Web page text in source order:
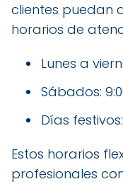
clientes puedan
horarios de
Lunes a
Sábados:
Días festivos:
Estos horarios
profesionales